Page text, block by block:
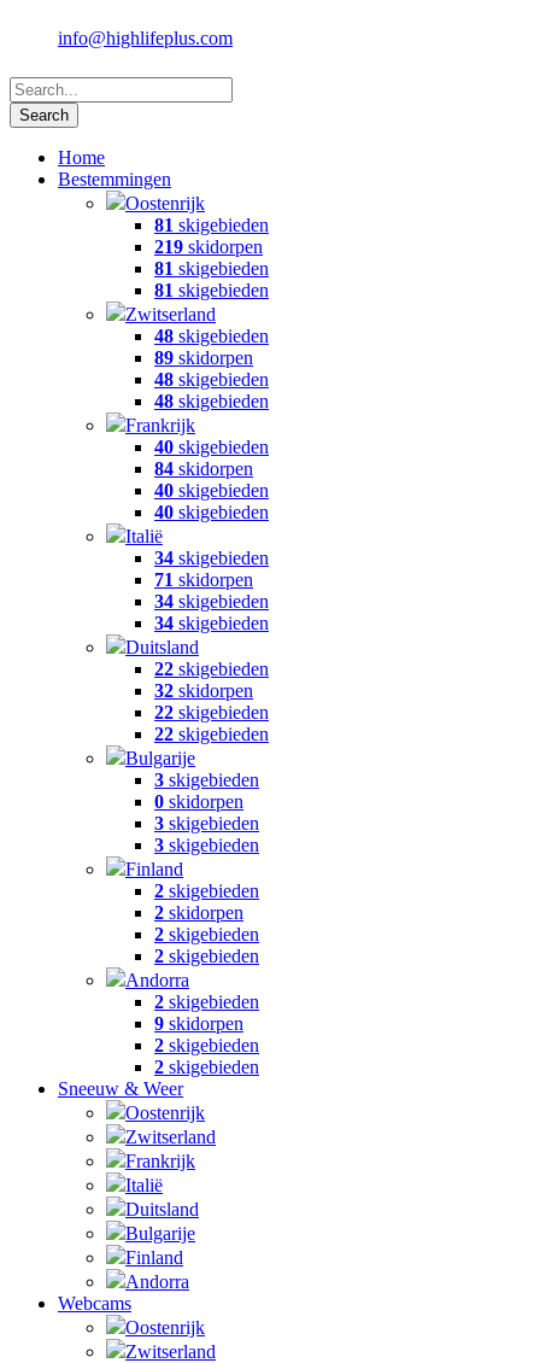
info@highlifeplus.com
Home
Bestemmingen
Oostenrijk
81 skigebieden
219 skidorpen
81 skigebieden
81 skigebieden
Zwitserland
48 skigebieden
89 skidorpen
48 skigebieden
48 skigebieden
Frankrijk
40 skigebieden
84 skidorpen
40 skigebieden
40 skigebieden
Italië
34 skigebieden
71 skidorpen
34 skigebieden
34 skigebieden
Duitsland
22 skigebieden
32 skidorpen
22 skigebieden
22 skigebieden
Bulgarije
3 skigebieden
0 skidorpen
3 skigebieden
3 skigebieden
Finland
2 skigebieden
2 skidorpen
2 skigebieden
2 skigebieden
Andorra
2 skigebieden
9 skidorpen
2 skigebieden
2 skigebieden
Sneeuw & Weer
Oostenrijk
Zwitserland
Frankrijk
Italië
Duitsland
Bulgarije
Finland
Andorra
Webcams
Oostenrijk
Zwitserland